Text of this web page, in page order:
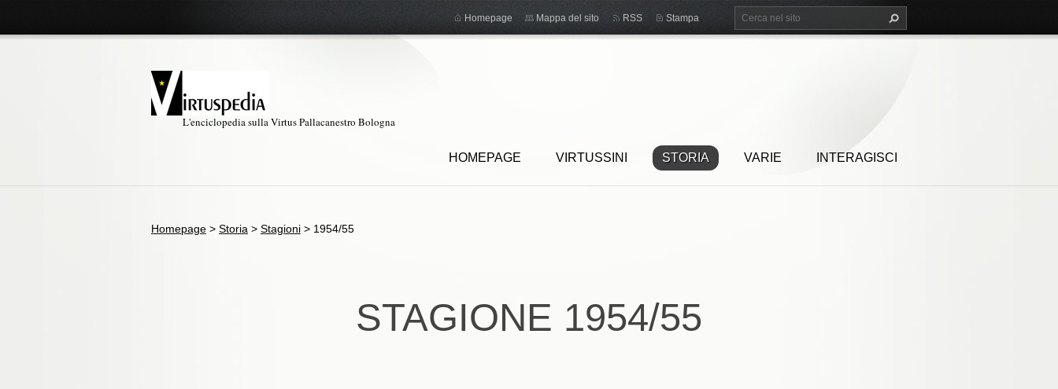
L'enciclopedia sulla Virtus Pallacanestro Bologna
HOMEPAGE VIRTUSSINI STORIA VARIE INTERAGISCI
Homepage Mappa del sito RSS Stampa
Homepage > Storia > Stagioni > 1954/55
STAGIONE 1954/55